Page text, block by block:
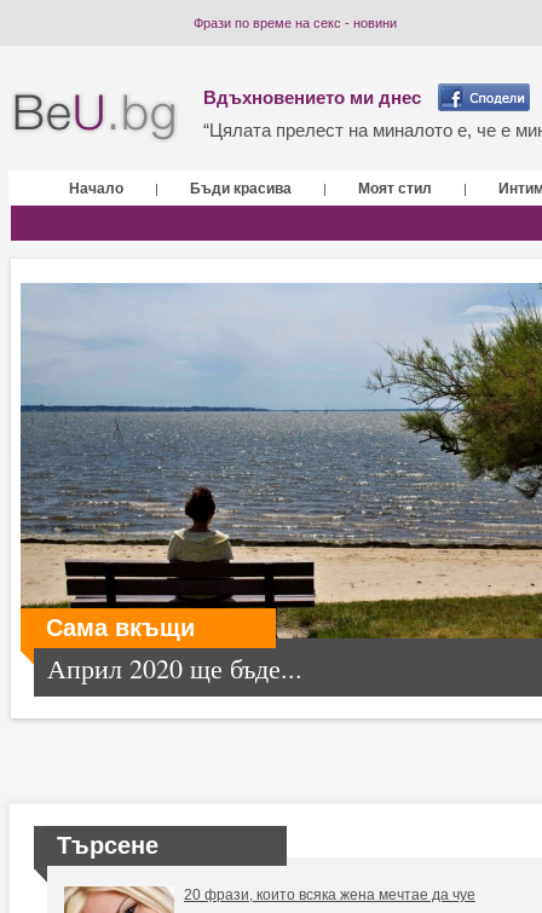
Фрази по време на секс - новини
Вдъхновението ми днес
“Цялата прелест на миналото е, че е
Начало | Бъди красива | Моят стил |
Сама вкъщи
Април 2020 ще бъде...
Търсене
20 фрази, които всяка жена мечтае да чуе